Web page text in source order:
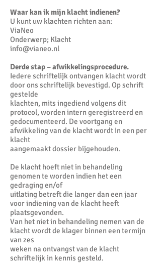
Waar kan ik mijn klacht indienen?
U kunt uw klachten richten aan:
ViaNeo
Onderwerp; Klacht
info@vianeo.nl
Derde stap – afwikkelingsprocedure.
Iedere schriftelijk ontvangen klacht wordt
door ons schriftelijk bevestigd. Op schrift
gestelde
klachten, mits ingediend volgens dit
protocol, worden intern geregistreerd en
gedocumenteerd. De voortgang en
afwikkeling van de klacht wordt in een per
klacht
aangemaakt dossier bijgehouden.
De klacht hoeft niet in behandeling
genomen te worden indien het een
gedraging en/of
uitlating betreft die langer dan een jaar
voor indiening van de klacht heeft
plaatsgevonden.
Van het niet in behandeling nemen van de
klacht wordt de klager binnen een termijn
van zes
weken na ontvangst van de klacht
schriftelijk in kennis gesteld.